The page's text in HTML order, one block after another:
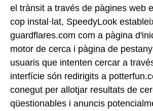
el trànsit a través de pàgines web
cop instal·lat, SpeedyLook
guardflares.com com a pàgina
motor de cerca i pàgina de
usuaris que intenten cercar a
interfície són redirigits a
conegut per allotjar resultats de
qüestionables i anuncis